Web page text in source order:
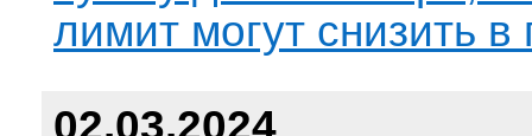
лимит могут снизить в
02.03.2024